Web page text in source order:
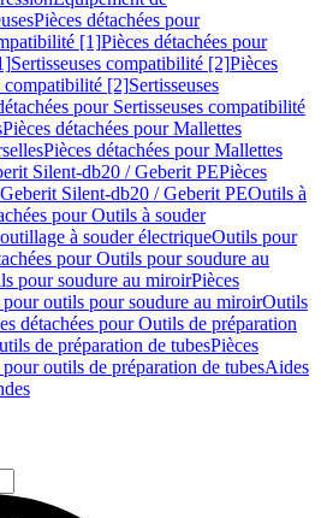
Pièces détachées pour
[1]Pièces détachées pour
Sertisseuses compatibilité [2]Pièces
compatibilité [2]Sertisseuses
pour Sertisseuses compatibilité
Pièces détachées pour Mallettes
Pièces détachées pour Mallettes
Silent-db20 / Geberit PEPièces
Silent-db20 / Geberit PEOutils à
pour Outils à souder
à souder électriqueOutils pour
pour Outils pour soudure au
pour soudure au miroirPièces
pour outils pour soudure au miroirOutils
détachées pour Outils de préparation
de préparation de tubesPièces
outils de préparation de tubesAides